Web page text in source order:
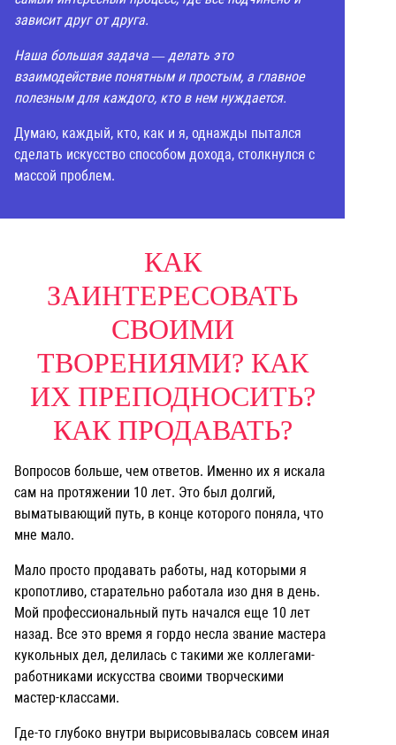
зависит друг от друга.
Наша большая задача — делать это
взаимодействие понятным и простым, а главное
полезным для каждого, кто в нем нуждается.
Думаю, каждый, кто, как и я, однажды пытался
сделать искусство способом дохода, столкнулся с
массой проблем.
КАК
ЗАИНТЕРЕСОВАТЬ
СВОИМИ
ТВОРЕНИЯМИ? КАК
ИХ ПРЕПОДНОСИТЬ?
КАК ПРОДАВАТЬ?
Вопросов больше, чем ответов. Именно их я искала
сам на протяжении 10 лет. Это был долгий,
выматывающий путь, в конце которого поняла, что
мне мало.
Мало просто продавать работы, над которыми я
кропотливо, старательно работала изо дня в день.
Мой профессиональный путь начался еще 10 лет
назад. Все это время я гордо несла звание мастера
кукольных дел, делилась с такими же коллегами-
работниками искусства своими творческими
мастер-классами.
Где-то глубоко внутри вырисовывалась совсем иная